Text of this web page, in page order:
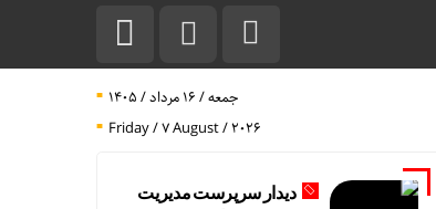
جمعه / ۱۶ مرداد / ۱۴۰۵
Friday / 7 August / 2026
دیدار سرپرست مدیریت